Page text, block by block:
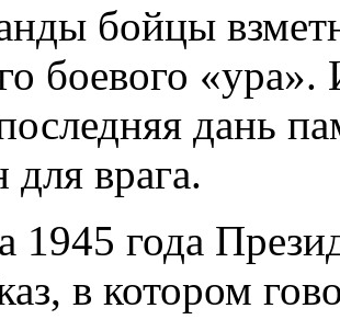
бойцы
боевого
дань
для врага.
1945 года
в котором